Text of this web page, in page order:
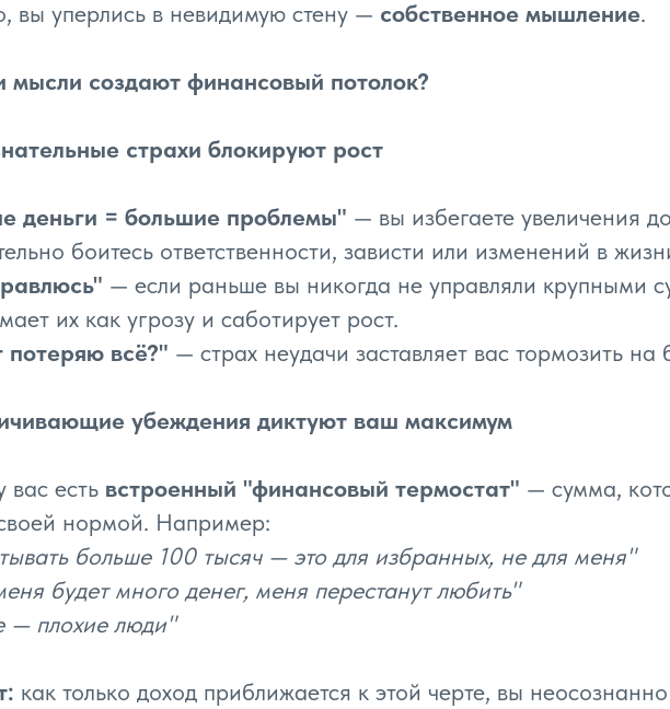
вы уперлись в невидимую стену — собственное мышление.
мысли создают финансовый потолок?
страхи блокируют рост
деньги = большие проблемы" — вы избегаете увеличения
боитесь ответственности, зависти или изменений в
— если раньше вы никогда не управляли крупными
их как угрозу и саботирует рост.
потеряю всё?" — страх неудачи заставляет вас тормозить
убеждения диктуют ваш максимум
вас есть встроенный "финансовый термостат" — сумма,
нормой. Например:
больше 100 тысяч — это для избранных, не для меня"
будет много денег, меня перестанут любить"
— плохие люди"
как только доход приближается к этой черте, вы